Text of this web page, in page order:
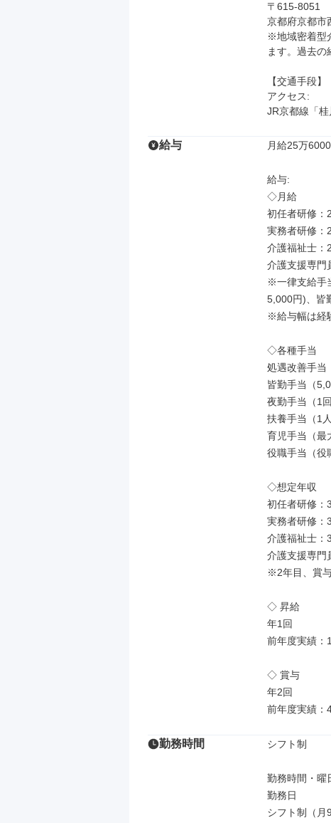
〒615-8051
京都府京都市
※地域密着型
ます。過去の
【交通手段】
アクセス:
JR京都線「
給与 月給25万
給与:
◇月給
初任者研修：
実務者研修：
介護福祉士：
介護支援専門
※一律支給手
5,000円)、皆
※給与幅は経
◇各種手当
処遇改善手当
皆勤手当（
夜勤手当（1
扶養手当（1
育児手当（最
役職手当（役
◇想定年収
初任者研修：
実務者研修：
介護福祉士：
介護支援専門
※2年目、賞
◇ 昇給
年1回
前年度実績：
◇ 賞与
年2回
前年度実績：
勤務時間 シフト制
勤務時間・曜
勤務日
シフト制（月